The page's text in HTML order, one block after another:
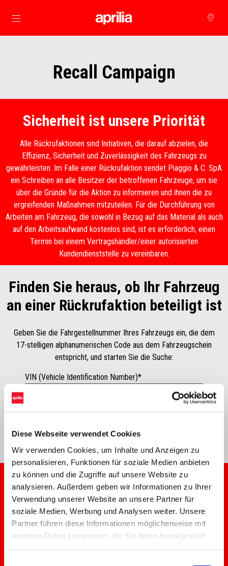
Diese Webseite verwendet Cookies
Wir verwenden Cookies, um Inhalte und Anzeigen zu
personalisieren, Funktionen für soziale Medien anbieten
zu können und die Zugriffe auf unsere Website zu
analysieren. Außerdem geben wir Informationen zu Ihrer
Verwendung unserer Website an unsere Partner für
soziale Medien, Werbung und Analysen weiter. Unsere
Partner führen diese Informationen möglicherweise mit
weiteren Daten zusammen, die Sie ihnen bereitgestellt
Skip to content
Recall Campaign
Sicherheit ist unsere Priorität
Alle Rückrufaktionen sind Initiativen, die darauf abzielen, die
Effizienz, Sicherheit und Zuverlässigkeit des Fahrzeugs zu
gewährleisten. Im Falle einer Rückrufaktion sendet Piaggio & C. SpA
ein Schreiben an alle Besitzer der betroffenen Fahrzeuge, um sie
über die Gründe für die Aktion zu informieren und ihnen die zu
ergreifenden Maßnahmen mitzuteilen. Für die Durchführung von
Arbeiten am Fahrzeug, die sowohl in Bezug auf das Material als auch
auf den Arbeitsaufwand kostenlos sind, ist es erforderlich, einen
Termin bei einem Vertragshändler/einer autorisierten
Kundendienststelle zu vereinbaren.
Finden Sie heraus, ob Ihr Fahrzeug
an einer Rückrufaktion beteiligt ist
Geben Sie die Fahrgestellnummer Ihres Fahrzeugs ein, die dem
17-stelligen alphanumerischen Code aus dem Fahrzeugschein
entspricht, und starten Sie die Suche:
VIN (Vehicle Identification Number)*
SUCHE
Was ist zu tun, wenn Ihr Fahrzeug
von einer Rückrufaktion betroffen
ist